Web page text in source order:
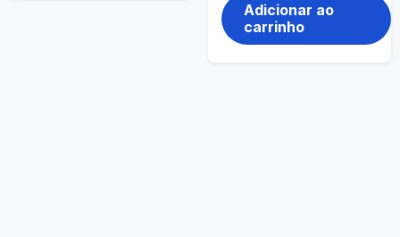
era:
R$ 1.599,00.
R$
Adicionar ao
carrinho